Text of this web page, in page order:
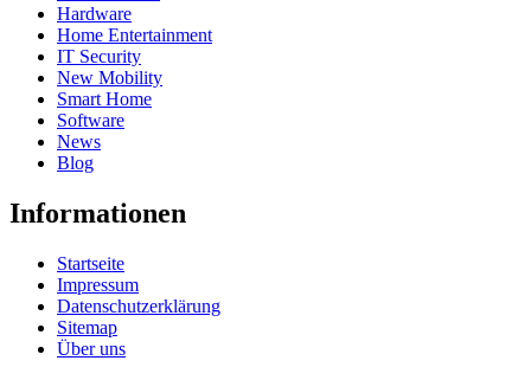
Hardware
Home Entertainment
IT Security
New Mobility
Smart Home
Software
News
Blog
Informationen
Startseite
Impressum
Datenschutzerklärung
Sitemap
Über uns